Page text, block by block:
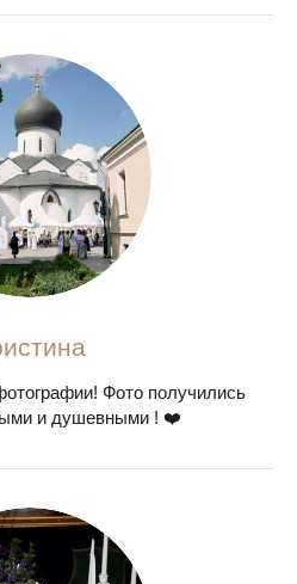
Фото получились
и душевными ! ❤️